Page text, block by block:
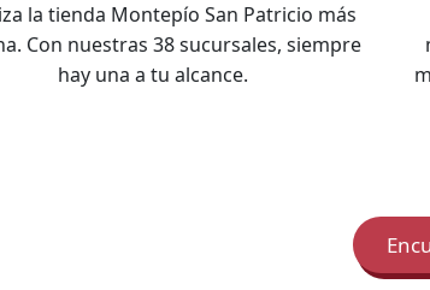
la tienda Montepío San Patricio más
Con nuestras 38 sucursales, siempre
hay una a tu alcance.